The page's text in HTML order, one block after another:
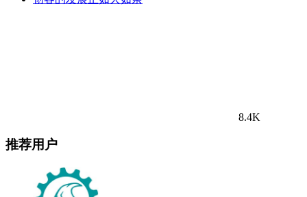
8.4K
推荐用户